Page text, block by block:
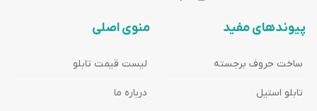
پیوندهای مفید
ساخت حروف برجسته
تابلو استیل
منوی اصلی
لیست قیمت تابلو
درباره ما